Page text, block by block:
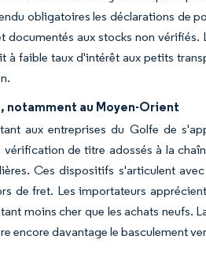
obligatoires les déclarations de
aux stocks non vérifiés.
à faible taux d'intérêt aux petits
notamment au Moyen-Orient
aux entreprises du Golfe de
de titre adossés à la
Ces dispositifs s'articulent
de fret. Les importateurs
moins cher que les achats neufs.
encore davantage le basculement